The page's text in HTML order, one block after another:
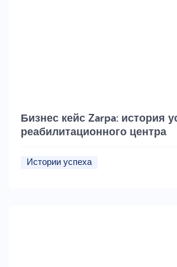
Бизнес кейс Zarpa: история
реабилитационного центра
Истории успеха